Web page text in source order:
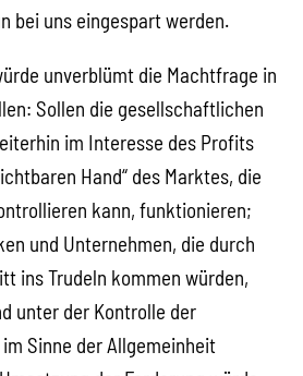
bei uns eingespart werden.
unverblümt die Machtfrage in
Sollen die gesellschaftlichen
im Interesse des Profits
Hand“ des Marktes, die
kann, funktionieren;
und Unternehmen, die durch
ins Trudeln kommen würden,
unter der Kontrolle der
Sinne der Allgemeinheit